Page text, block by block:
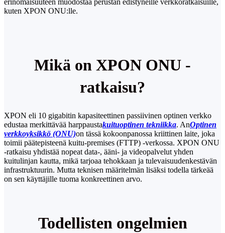
kuten XPON ONU:lle.
Mikä on XPON ONU -
ratkaisu?
XPON eli 10 gigabitin kapasiteettinen passiivinen optinen verkko
edustaa merkittävää harppaustakuituoptinen tekniikka. AnOptinen
verkkoyksikkö (ONU)on tässä kokoonpanossa kriittinen laite, joka
toimii päätepisteenä kuitu-premises (FTTP) -verkossa. XPON ONU
-ratkaisu yhdistää nopeat data-, ääni- ja videopalvelut yhden
kuitulinjan kautta, mikä tarjoaa tehokkaan ja tulevaisuudenkestävän
infrastruktuurin. Mutta teknisen määritelmän lisäksi todella tärkeää
on sen käyttäjille tuoma konkreettinen arvo.
Todellisten ongelmien